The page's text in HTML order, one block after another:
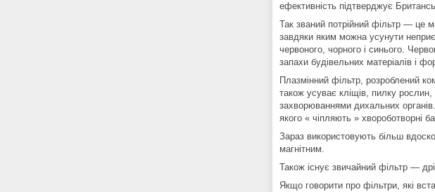
ефективність підтверджує
Так званий потрійний фільтр — це
завдяки яким можна усунути
червоного, чорного і синього.
запахи будівельних матеріалів і
Плазмінний фільтр, розроблений
також усуває кліщів, пилку
захворюваннями дихальних
якого « чіпляють » хвороботворні
Зараз використовують більш
магнітним.
Також існує звичайний фільтр —
Якщо говорити про фільтри, які